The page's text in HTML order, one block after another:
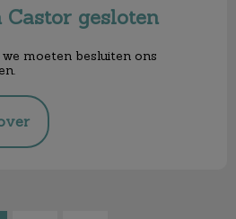
Castor gesloten
moeten besluiten ons